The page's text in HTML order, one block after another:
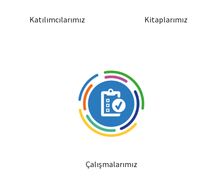
Katılımcılarımız Kitaplarımız
Çalışmalarımız